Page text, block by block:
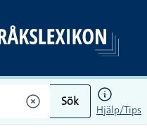
Sök
Hjälp/Tips